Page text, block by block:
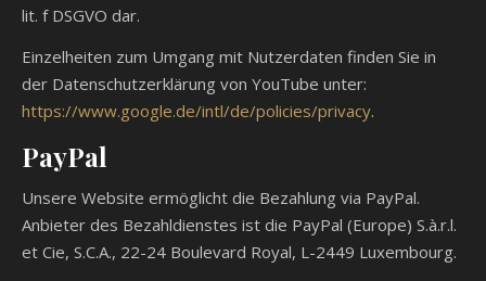
lit. f DSGVO dar.
Einzelheiten zum Umgang mit Nutzerdaten finden Sie in
der Datenschutzerklärung von YouTube unter:
https://www.google.de/intl/de/policies/privacy.
PayPal
Unsere Website ermöglicht die Bezahlung via PayPal.
Anbieter des Bezahldienstes ist die PayPal (Europe) S.à.r.l.
et Cie, S.C.A., 22-24 Boulevard Royal, L-2449 Luxembourg.